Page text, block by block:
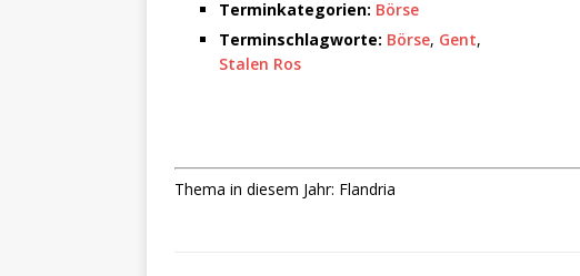
Terminkategorien: Börse
Terminschlagworte: Börse, Gent,
Stalen Ros
Thema in diesem Jahr: Flandria